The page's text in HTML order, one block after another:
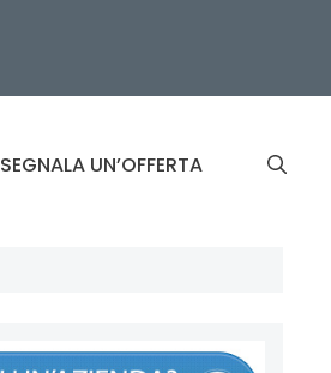
SEGNALA UN’OFFERTA